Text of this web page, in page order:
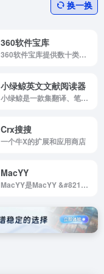
换一换
360软件宝库
360软件宝库提供数十类超过十万款的软件、应用、游戏资源下载，所有内容通过360安全中心检测，无木马病毒，无诱导广告，热门资源放心下载
小绿鲸英文文献阅读器
小绿鲸是一款集翻译、笔记、文献管理、文献汇报、写作功能于一体的云端英文文献阅读器。
Crx搜搜
一个牛X的扩展和应用商店
MacYY
MacYY是MacYY &#8211; 快速获取破解软件